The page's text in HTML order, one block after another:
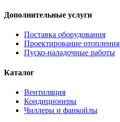
Дополнительные услуги
Поставка оборудования
Проектирование отопления
Пуско-наладочные работы
Каталог
Вентиляция
Кондиционеры
Чиллеры и фанкойлы